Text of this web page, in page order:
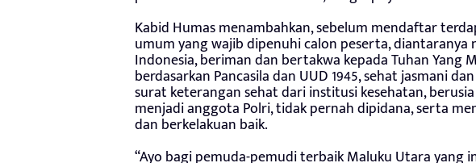
Kabid Humas menambahkan, sebelum mendaftar
umum yang wajib dipenuhi calon peserta, diantaranya
Indonesia, beriman dan bertakwa kepada Tuhan Yang
berdasarkan Pancasila dan UUD 1945, sehat jasmani
surat keterangan sehat dari institusi kesehatan,
menjadi anggota Polri, tidak pernah dipidana, serta
dan berkelakuan baik.
“Ayo bagi pemuda-pemudi terbaik Maluku Utara yang